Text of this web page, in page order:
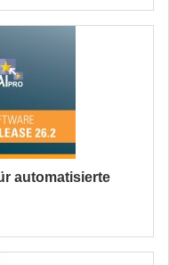
automatisierte